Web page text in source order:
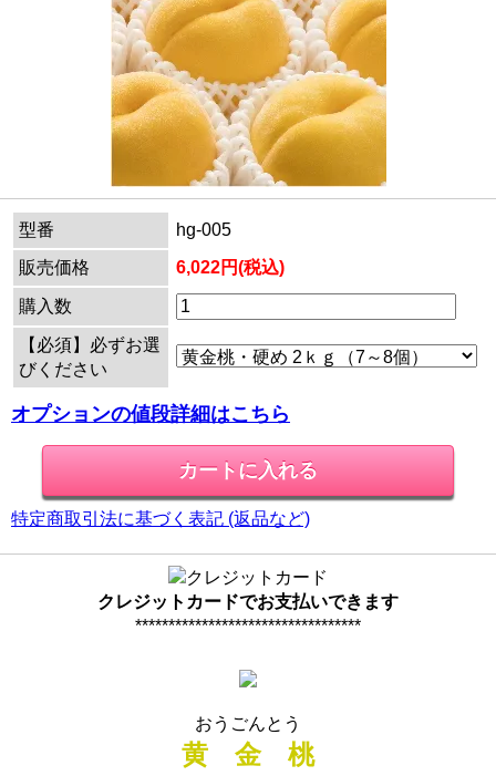
型番
hg-005
販売価格
6,022円(税込)
購入数
【必須】必ずお選
びください
オプションの値段詳細はこちら
特定商取引法に基づく表記 (返品など)
クレジットカードでお支払いできます
**********************************
おうごんとう
黄 金 桃